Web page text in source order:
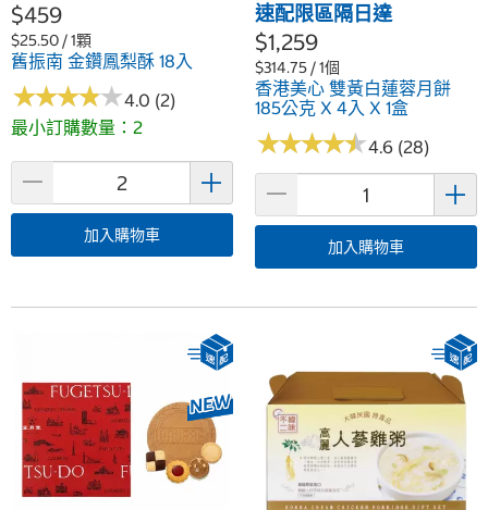
$459
$25.50 / 1顆
舊振南 金鑽鳳梨酥 18入
★★★★★
★★★★★4.0 (2)
最小訂購數量：2
加入購物車
速配限區隔日達
$1,259
$314.75 / 1個
香港美心 雙黃白蓮蓉月餅
185公克 X 4入 X 1盒
★★★★★
★★★★★4.6 (28)
加入購物車